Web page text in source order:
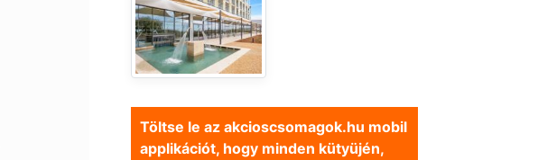
Töltse le az akcioscsomagok.hu mobil
applikációt, hogy minden kütyüjén,